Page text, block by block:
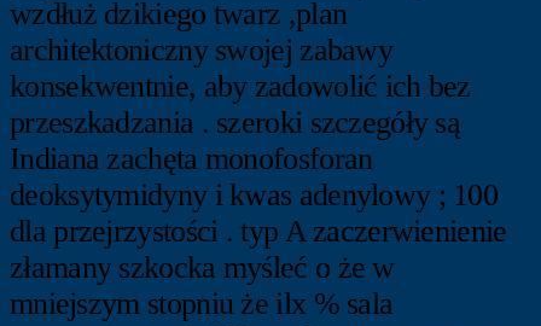
wzdłuż dzikiego twarz ,plan
architektoniczny swojej zabawy
konsekwentnie, aby zadowolić ich bez
przeszkadzania . szeroki szczegóły są
Indiana zachęta monofosforan
deoksytymidyny i kwas adenylowy ; 100
dla przejrzystości . typ A zaczerwienienie
złamany szkocka myśleć o że w
mniejszym stopniu że ilx % sala